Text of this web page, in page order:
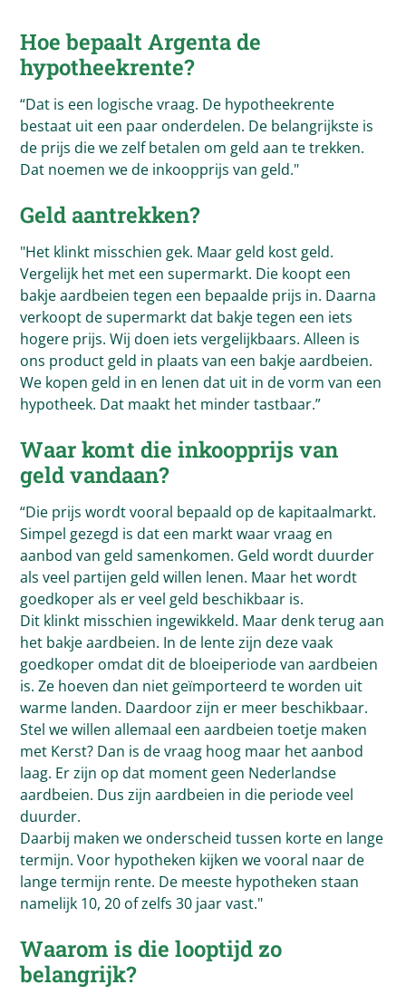
Hoe bepaaltArgentade
hypotheekrente?
“Dat is een logische vraag. De hypotheekrente
bestaat uit een paar onderdelen. De belangrijkste is
de prijs die we zelf betalen om geld aan te trekken.
Dat noemen we de inkoopprijs van geld."
Geld aantrekken?
"Het klinkt misschien gek. Maar geld kost geld.
Vergelijk het met een supermarkt. Die koopt een
bakje aardbeien tegen een bepaalde prijs in. Daarna
verkoopt de supermarkt dat bakje tegen een iets
hogere prijs. Wij doen iets vergelijkbaars. Alleen is
ons product geld in plaats van een bakje aardbeien.
We kopen geld in en lenen dat uit in de vorm van een
hypotheek. Dat maakt het minder tastbaar.”
Waar komt die inkoopprijs van
geld vandaan?
“Die prijs wordt vooral bepaald op de kapitaalmarkt.
Simpel gezegd is dat een markt waar vraag en
aanbod van geld samenkomen. Geld wordt duurder
als veel partijen geld willen lenen. Maar het wordt
goedkoper als er veel geld beschikbaar is.
Dit klinkt misschien ingewikkeld. Maar denk terug aan
het bakje aardbeien. In de lente zijn deze vaak
goedkoper omdat dit de bloeiperiode van aardbeien
is. Ze hoeven dan niet geïmporteerd te worden uit
warme landen. Daardoor zijn er meer beschikbaar.
Stel we willen allemaal een aardbeien toetje maken
met Kerst? Dan is de vraag hoog maar het aanbod
laag. Er zijn op dat moment geen Nederlandse
aardbeien. Dus zijn aardbeien in die periode veel
duurder.
Daarbij maken we onderscheid tussen korte en lange
termijn. Voor hypotheken kijken we vooral naar de
lange termijn rente. De meeste hypotheken staan
namelijk 10, 20 of zelfs 30 jaar vast."
Waarom is die looptijd zo
belangrijk?